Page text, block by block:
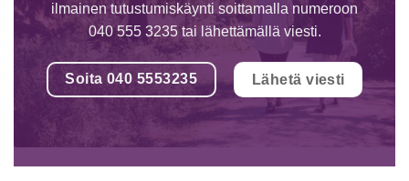
ilmainen tutustumiskäynti soittamalla numeroon
040 555 3235 tai lähettämällä viesti.
Soita 040 5553235 Lähetä viesti